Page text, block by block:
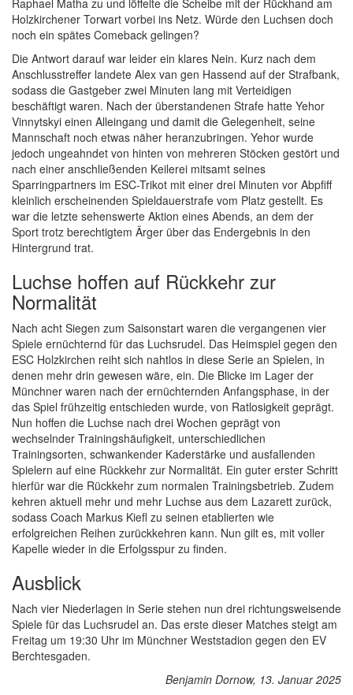
Raphael Matha zu und löffelte die Scheibe mit der Rückhand am
Holzkirchener Torwart vorbei ins Netz. Würde den Luchsen doch
noch ein spätes Comeback gelingen?
Die Antwort darauf war leider ein klares Nein. Kurz nach dem
Anschlusstreffer landete Alex van gen Hassend auf der Strafbank,
sodass die Gastgeber zwei Minuten lang mit Verteidigen
beschäftigt waren. Nach der überstandenen Strafe hatte Yehor
Vinnytskyi einen Alleingang und damit die Gelegenheit, seine
Mannschaft noch etwas näher heranzubringen. Yehor wurde
jedoch ungeahndet von hinten von mehreren Stöcken gestört und
nach einer anschließenden Keilerei mitsamt seines
Sparringpartners im ESC-Trikot mit einer drei Minuten vor Abpfiff
kleinlich erscheinenden Spieldauerstrafe vom Platz gestellt. Es
war die letzte sehenswerte Aktion eines Abends, an dem der
Sport trotz berechtigtem Ärger über das Endergebnis in den
Hintergrund trat.
Luchse hoffen auf Rückkehr zur
Normalität
Nach acht Siegen zum Saisonstart waren die vergangenen vier
Spiele ernüchternd für das Luchsrudel. Das Heimspiel gegen den
ESC Holzkirchen reiht sich nahtlos in diese Serie an Spielen, in
denen mehr drin gewesen wäre, ein. Die Blicke im Lager der
Münchner waren nach der ernüchternden Anfangsphase, in der
das Spiel frühzeitig entschieden wurde, von Ratlosigkeit geprägt.
Nun hoffen die Luchse nach drei Wochen geprägt von
wechselnder Trainingshäufigkeit, unterschiedlichen
Trainingsorten, schwankender Kaderstärke und ausfallenden
Spielern auf eine Rückkehr zur Normalität. Ein guter erster Schritt
hierfür war die Rückkehr zum normalen Trainingsbetrieb. Zudem
kehren aktuell mehr und mehr Luchse aus dem Lazarett zurück,
sodass Coach Markus Kiefl zu seinen etablierten wie
erfolgreichen Reihen zurückkehren kann. Nun gilt es, mit voller
Kapelle wieder in die Erfolgsspur zu finden.
Ausblick
Nach vier Niederlagen in Serie stehen nun drei richtungsweisende
Spiele für das Luchsrudel an. Das erste dieser Matches steigt am
Freitag um 19:30 Uhr im Münchner Weststadion gegen den EV
Berchtesgaden.
Benjamin Dornow, 13. Januar 2025